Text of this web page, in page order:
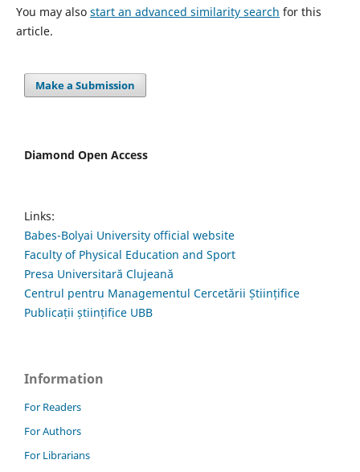
You may also start an advanced similarity search for this
article.
Make a Submission
Diamond Open Access
Links:
Babes-Bolyai University official website
Faculty of Physical Education and Sport
Presa Universitară Clujeană
Centrul pentru Managementul Cercetării Științifice
Publicații științifice UBB
Information
For Readers
For Authors
For Librarians